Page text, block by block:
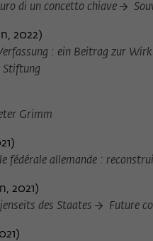
di un concetto chiave
2022)
: ein Beitrag zur
Stiftung
Grimm
)
fédérale allemande :
2021)
des Staates
Future
)